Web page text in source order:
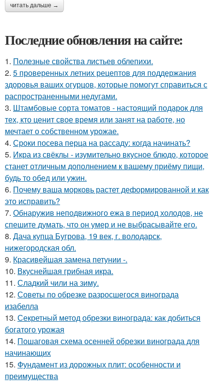
читать дальше →
Последние обновления на сайте:
1. Полезные свойства листьев облепихи.
2. 5 проверенных летних рецептов для поддержания
здоровья ваших огурцов, которые помогут справиться с
распространенными недугами.
3. Штамбовые сорта томатов - настоящий подарок для
тех, кто ценит свое время или занят на работе, но
мечтает о собственном урожае.
4. Сроки посева перца на рассаду: когда начинать?
5. Икра из свёклы - изумительно вкусное блюдо, которое
станет отличным дополнением к вашему приёму пищи,
будь то обед или ужин.
6. Почему ваша морковь растет деформированной и как
это исправить?
7. Обнаружив неподвижного ежа в период холодов, не
спешите думать, что он умер и не выбрасывайте его.
8. Дача купца Бугрова, 19 век, г. володарск,
нижегородская обл.
9. Красивейшая замена петунии -.
10. Вкуснейшая грибная икра.
11. Сладкий чили на зиму.
12. Советы по обрезке разросшегося винограда
изабелла
13. Секретный метод обрезки винограда: как добиться
богатого урожая
14. Пошаговая схема осенней обрезки винограда для
начинающих
15. Фундамент из дорожных плит: особенности и
преимущества